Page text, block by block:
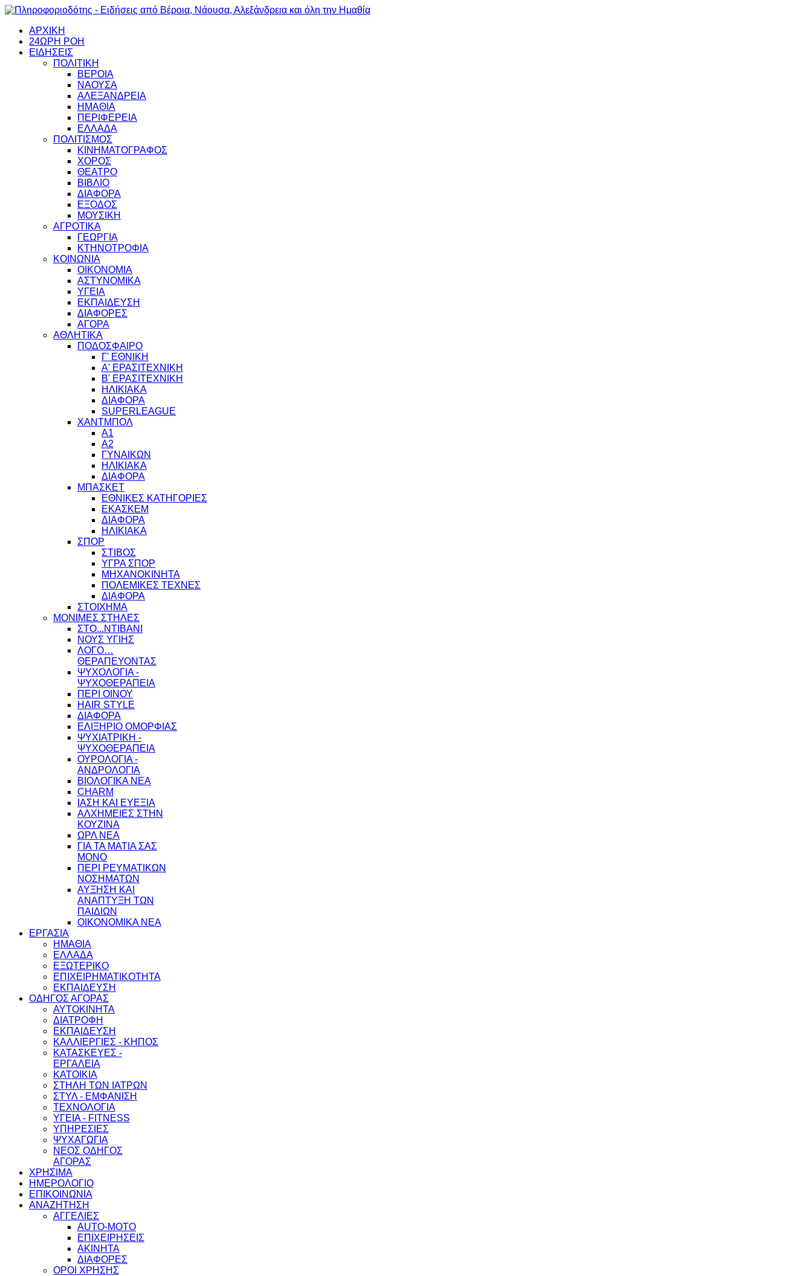
ΑΡΧΙΚΗ
24ΩΡΗ ΡΟΗ
ΕΙΔΗΣΕΙΣ
ΠΟΛΙΤΙΚΗ
ΒΕΡΟΙΑ
ΝΑΟΥΣΑ
ΑΛΕΞΑΝΔΡΕΙΑ
ΗΜΑΘΙΑ
ΠΕΡΙΦΕΡΕΙΑ
ΕΛΛΑΔΑ
ΠΟΛΙΤΙΣΜΟΣ
ΚΙΝΗΜΑΤΟΓΡΑΦΟΣ
ΧΟΡΟΣ
ΘΕΑΤΡΟ
ΒΙΒΛΙΟ
ΔΙΑΦΟΡΑ
ΕΞΟΔΟΣ
ΜΟΥΣΙΚΗ
ΑΓΡΟΤΙΚΑ
ΓΕΩΡΓΙΑ
ΚΤΗΝΟΤΡΟΦΙΑ
ΚΟΙΝΩΝΙΑ
ΟΙΚΟΝΟΜΙΑ
ΑΣΤΥΝΟΜΙΚΑ
ΥΓΕΙΑ
ΕΚΠΑΙΔΕΥΣΗ
ΔΙΑΦΟΡΕΣ
ΑΓΟΡΑ
ΑΘΛΗΤΙΚΑ
ΠΟΔΟΣΦΑΙΡΟ
Γ' ΕΘΝΙΚΗ
Α' ΕΡΑΣΙΤΕΧΝΙΚΗ
Β' ΕΡΑΣΙΤΕΧΝΙΚΗ
ΗΛΙΚΙΑΚΑ
ΔΙΑΦΟΡΑ
SUPERLEAGUE
ΧΑΝΤΜΠΟΛ
Α1
Α2
ΓΥΝΑΙΚΩΝ
ΗΛΙΚΙΑΚΑ
ΔΙΑΦΟΡΑ
ΜΠΑΣΚΕΤ
ΕΘΝΙΚΕΣ ΚΑΤΗΓΟΡΙΕΣ
ΕΚΑΣΚΕΜ
ΔΙΑΦΟΡΑ
ΗΛΙΚΙΑΚΑ
ΣΠΟΡ
ΣΤΙΒΟΣ
ΥΓΡΑ ΣΠΟΡ
ΜΗΧΑΝΟΚΙΝΗΤΑ
ΠΟΛΕΜΙΚΕΣ ΤΕΧΝΕΣ
ΔΙΑΦΟΡΑ
ΣΤΟΙΧΗΜΑ
ΜΟΝΙΜΕΣ ΣΤΗΛΕΣ
ΣΤΟ...ΝΤΙΒΑΝΙ
ΝΟΥΣ ΥΓΙΗΣ
ΛΟΓΟ…
ΘΕΡΑΠΕΥΟΝΤΑΣ
ΨΥΧΟΛΟΓΙΑ -
ΨΥΧΟΘΕΡΑΠΕΙΑ
ΠΕΡΙ ΟΙΝΟΥ
HAIR STYLE
ΔΙΑΦΟΡΑ
ΕΛΙΞΗΡΙΟ ΟΜΟΡΦΙΑΣ
ΨΥΧΙΑΤΡΙΚΗ -
ΨΥΧΟΘΕΡΑΠΕΙΑ
ΟΥΡΟΛΟΓΙΑ -
ΑΝΔΡΟΛΟΓΙΑ
ΒΙΟΛΟΓΙΚΑ ΝΕΑ
CHARM
ΙΑΣΗ ΚΑΙ ΕΥΕΞΙΑ
ΑΛΧΗΜΕΙΕΣ ΣΤΗΝ
ΚΟΥΖΙΝΑ
ΩΡΛ ΝEA
ΓΙΑ ΤΑ ΜΑΤΙΑ ΣΑΣ
ΜΟΝΟ
ΠΕΡΙ ΡΕΥΜΑΤΙΚΩΝ
ΝΟΣΗΜΑΤΩΝ
ΑΥΞΗΣΗ ΚΑΙ
ΑΝΑΠΤΥΞΗ ΤΩΝ
ΠΑΙΔΙΩΝ
ΟΙΚΟΝΟΜΙΚΑ ΝΕΑ
ΕΡΓΑΣΙΑ
ΗΜΑΘΙΑ
ΕΛΛΑΔΑ
ΕΞΩΤΕΡΙΚΟ
ΕΠΙΧΕΙΡΗΜΑΤΙΚΟΤΗΤΑ
ΕΚΠΑΙΔΕΥΣΗ
ΟΔΗΓΟΣ ΑΓΟΡΑΣ
ΑΥΤΟΚΙΝΗΤΑ
ΔΙΑΤΡΟΦΗ
ΕΚΠΑΙΔΕΥΣΗ
ΚΑΛΛΙΕΡΓΙΕΣ - ΚΗΠΟΣ
ΚΑΤΑΣΚΕΥΕΣ -
ΕΡΓΑΛΕΙΑ
ΚΑΤΟΙΚΙΑ
ΣΤΗΛΗ ΤΩΝ ΙΑΤΡΩΝ
ΣΤΥΛ - ΕΜΦΑΝΙΣΗ
ΤΕΧΝΟΛΟΓΙΑ
ΥΓΕΙΑ - FITNESS
ΥΠΗΡΕΣΙΕΣ
ΨΥΧΑΓΩΓΙΑ
ΝΕΟΣ ΟΔΗΓΟΣ
ΑΓΟΡΑΣ
ΧΡΗΣΙΜΑ
ΗΜΕΡΟΛΟΓΙΟ
ΕΠΙΚΟΙΝΩΝΙΑ
ΑΝΑΖΗΤΗΣΗ
ΑΓΓΕΛΙΕΣ
AUTO-MOTO
ΕΠΙΧΕΙΡΗΣΕΙΣ
ΑΚΙΝΗΤΑ
ΔΙΑΦΟΡΕΣ
ΟΡΟΙ ΧΡΗΣΗΣ